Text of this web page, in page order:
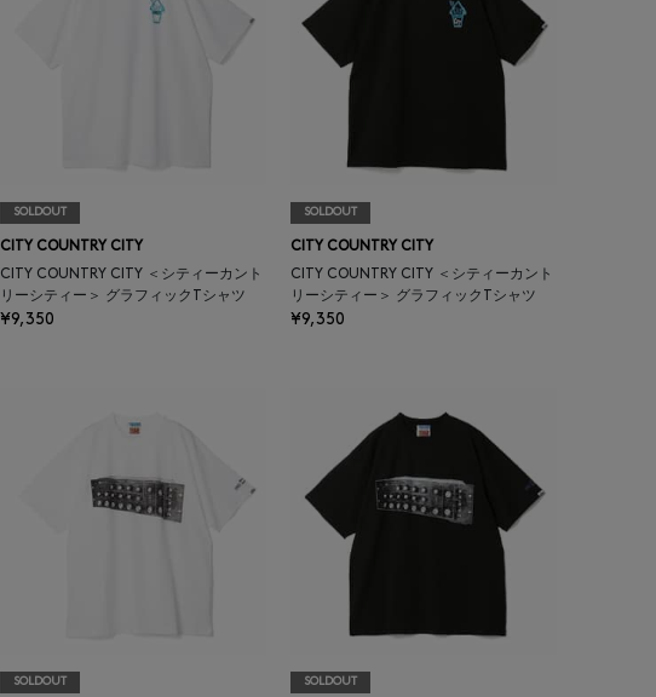
SOLDOUT
CITY COUNTRY CITY
CITY COUNTRY CITY ＜シティーカント
リーシティー＞ グラフィックTシャツ
¥9,350
SOLDOUT
CITY COUNTRY CITY
CITY COUNTRY CITY ＜シティーカント
リーシティー＞ グラフィックTシャツ
¥9,350
SOLDOUT SOLDOUT